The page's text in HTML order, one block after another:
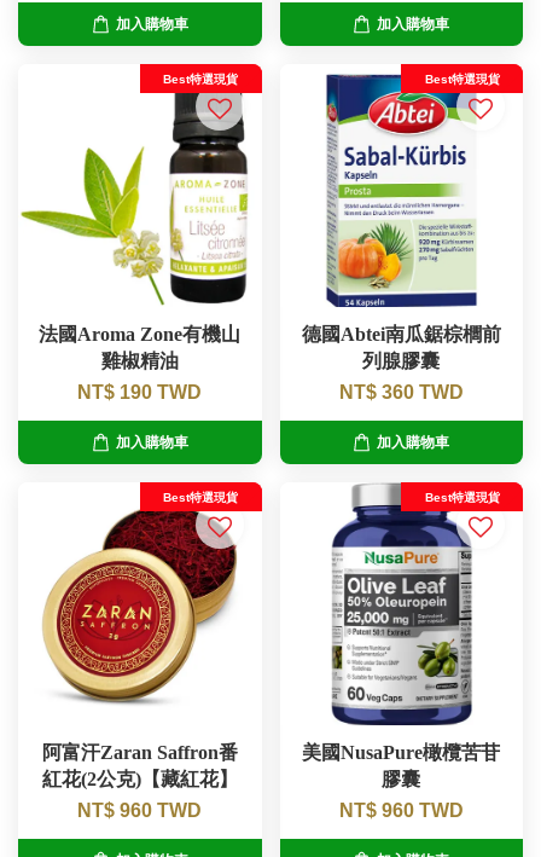
加入購物車 加入購物車
Best特選現貨
法國Aroma Zone有機山
雞椒精油
NT$ 190 TWD
加入購物車
Best特選現貨
德國Abtei南瓜鋸棕櫚前
列腺膠囊
NT$ 360 TWD
加入購物車
Best特選現貨
阿富汗Zaran Saffron番
紅花(2公克)【藏紅花】
NT$ 960 TWD
Best特選現貨
美國NusaPure橄欖苦苷
膠囊
NT$ 960 TWD